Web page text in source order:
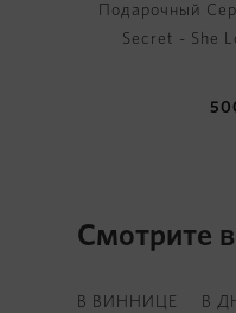
Подарочный
Secret - She
Смотрите
В ВИННИЦЕ В